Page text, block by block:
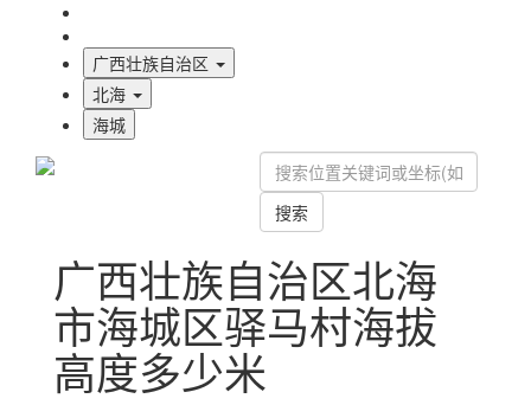
广西壮族自治区
北海
海城
搜索
广西壮族自治区北海
市海城区驿马村海拔
高度多少米